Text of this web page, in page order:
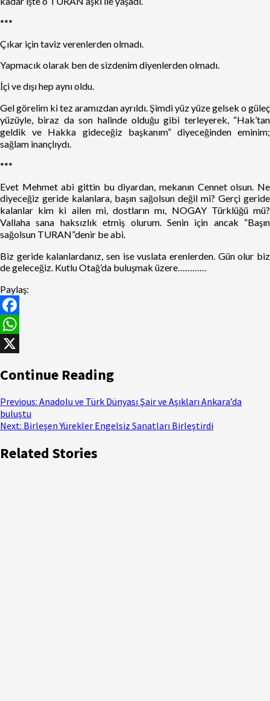
***
Çıkar için taviz verenlerden olmadı.
Yapmacık olarak ben de sizdenim diyenlerden olmadı.
İçi ve dışı hep aynı oldu.
Gel görelim ki tez aramızdan ayrıldı. Şimdi yüz yüze gelsek o güleç
yüzüyle, biraz da son halinde olduğu gibi terleyerek, “Hak’tan
geldik ve Hakka gideceğiz başkanım” diyeceğinden eminim;
sağlam inançlıydı.
***
Evet Mehmet abi gittin bu diyardan, mekanın Cennet olsun. Ne
diyeceğiz geride kalanlara, başın sağolsun değil mi? Gerçi geride
kalanlar kim ki ailen mi, dostların mı, NOGAY Türklüğü mü?
Vallaha sana haksızlık etmiş olurum. Senin için ancak “Başın
sağolsun TURAN”denir be abi.
Biz geride kalanlardanız, sen ise vuslata erenlerden. Gün olur biz
de geleceğiz. Kutlu Otağ’da buluşmak üzere…………
Paylaş:
Facebook
WhatsApp
Continue Reading
Previous: Anadolu ve Türk Dünyası Şair ve Aşıkları Ankara’da
buluştu
Next: Birleşen Yürekler Engelsiz Sanatları Birleştirdi
Related Stories